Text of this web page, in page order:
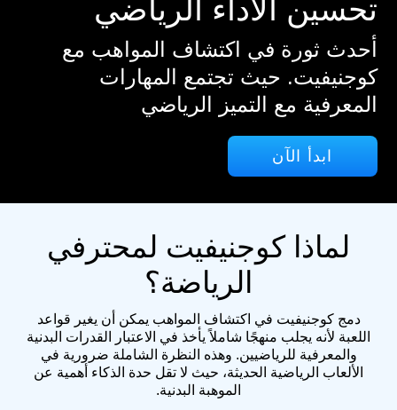
تحسين الأداء الرياضي
أحدث ثورة في اكتشاف المواهب مع
كوجنيفيت. حيث تجتمع المهارات
المعرفية مع التميز الرياضي
ابدأ الآن
لماذا كوجنيفيت لمحترفي
الرياضة؟
دمج كوجنيفيت في اكتشاف المواهب يمكن أن يغير قواعد
اللعبة لأنه يجلب منهجًا شاملاً يأخذ في الاعتبار القدرات البدنية
والمعرفية للرياضيين. وهذه النظرة الشاملة ضرورية في
الألعاب الرياضية الحديثة، حيث لا تقل حدة الذكاء أهمية عن
الموهبة البدنية.